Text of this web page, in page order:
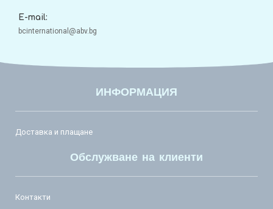
E-mail:
bcinternational@abv.bg
ИНФОРМАЦИЯ
Доставка и плащане
Обслужване на клиенти
Контакти